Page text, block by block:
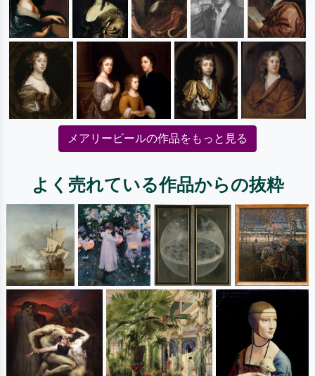
メアリービールの作品をもっと見る
よく売れている作品からの抜粋